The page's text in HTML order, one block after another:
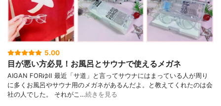
5.00
目が悪い方必見！お風呂とサウナで使えるメガネ
AIGAN FORゆⅡ 最近「サ道」と言ってサウナにはまっている人が周り
に多くお風呂やサウナ用のメガネがあるんだよ。と教えてくれたのは会
社の人でした。 それがこ…続きを見る